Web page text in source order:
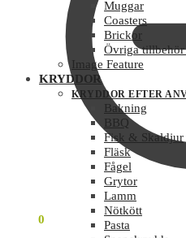
0
Muggar
Coasters
Brickor
Övriga tillbehör
Image Feature
KRYDDOR
KRYDDOR EFTER
Bakning
BBQ
Fisk & Skaldjur
Fläsk
Fågel
Grytor
Lamm
Nötkött
Pasta